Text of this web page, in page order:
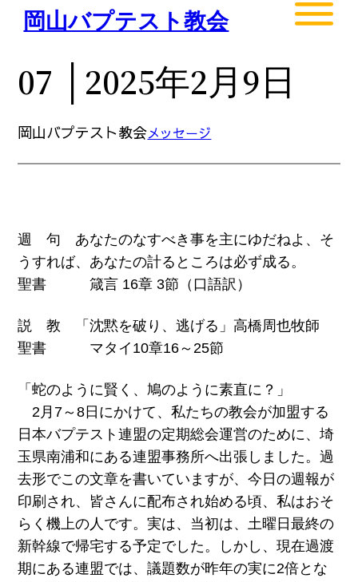
岡山バプテスト教会
07 │2025年2月9日
岡山バプテスト教会メッセージ
週 句 あなたのなすべき事を主にゆだねよ、そ
うすれば、あなたの計るところは必ず成る。
聖書 箴言 16章 3節（口語訳）
説 教 「沈黙を破り、逃げる」高橋周也牧師
聖書 マタイ10章16～25節
「蛇のように賢く、鳩のように素直に？」
2月7～8日にかけて、私たちの教会が加盟する
日本バプテスト連盟の定期総会運営のために、埼
玉県南浦和にある連盟事務所へ出張しました。過
去形でこの文章を書いていますが、今日の週報が
印刷され、皆さんに配布され始める頃、私はおそ
らく機上の人です。実は、当初は、土曜日最終の
新幹線で帰宅する予定でした。しかし、現在過渡
期にある連盟では、議題数が昨年の実に2倍とな